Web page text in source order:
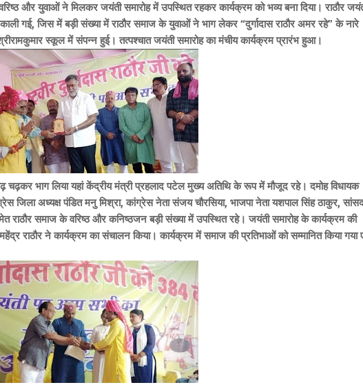
और युवाओं ने मिलकर जयंती समारोह में उपस्थित रहकर कार्यक्रम को भव्य बना दिया। राठौर
गई, जिस में बड़ी संख्या में राठौर समाज के युवाओं ने भाग लेकर “दुर्गादास राठौर अमर रहे” के नारे
स्कूल में संपन्न हुई। तत्पश्चात जयंती समारोह का मंचीय कार्यक्रम प्रारंभ हुआ।
चढ़कर भाग लिया यहां केंद्रीय मंत्री प्रहलाद पटेल मुख्य अतिथि के रूप में मौजूद रहे। दमोह विधायक
जिला अध्यक्ष पंडित मनु मिश्रा, कांग्रेस नेता संजय चौरसिया, भाजपा नेता यशपाल सिंह ठाकुर,
राठौर समाज के वरिष्ठ और कनिष्ठजन बड़ी संख्या में उपस्थित रहे। जयंती समारोह के कार्यक्रम की
राठौर ने कार्यक्रम का संचालन किया। कार्यक्रम में समाज की प्रतिभाओं को सम्मानित किया गया